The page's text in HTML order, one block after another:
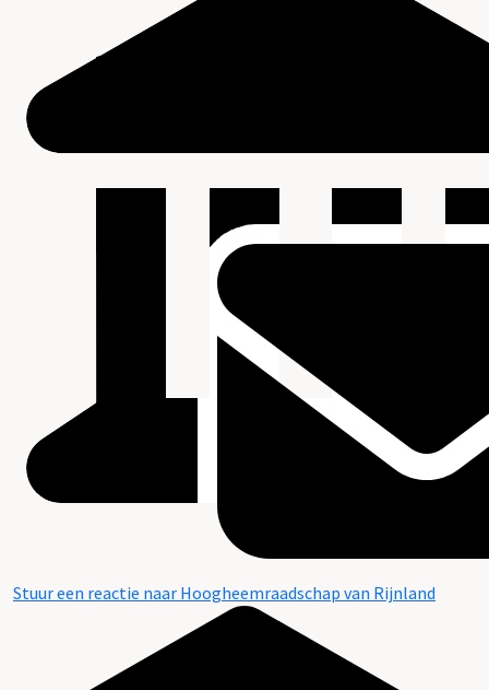
Stuur een reactie naar Hoogheemraadschap van Rijnland